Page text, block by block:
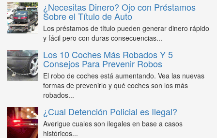
¿Necesitas Dinero? Ojo con Préstamos
Sobre el Título de Auto
Los préstamos de título pueden generar dinero rápido
y fácil pero con duras consecuencias...
Los 10 Coches Más Robados Y 5
Consejos Para Prevenir Robos
El robo de coches está aumentando. Vea las nuevas
formas de prevenirlo y qué coches son los más
robados...
¿Cual Detención Policial es Ilegal?
Averigue cuales son ilegales en base a casos
históricos...